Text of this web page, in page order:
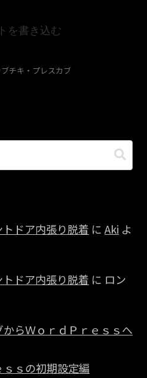
を書き込む
チキ・プレスカブ
ドア内張り脱着 に Aki よ
ドア内張り脱着 に ロン
らＷｏｒｄＰｒｅｓｓへ
ｓの初期設定編